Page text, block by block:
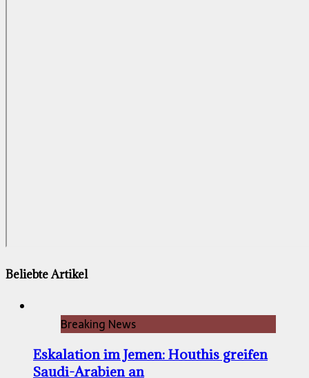
Beliebte Artikel
Breaking News
Eskalation im Jemen: Houthis greifen
Saudi-Arabien an